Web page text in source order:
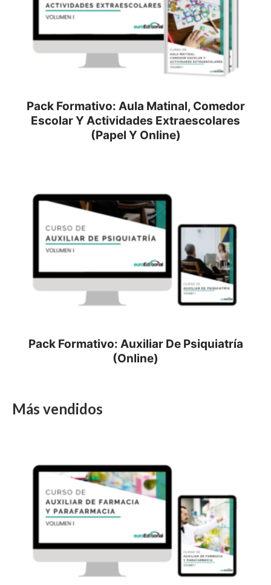
Pack Formativo: Aula Matinal, Comedor
Escolar Y Actividades Extraescolares
(Papel Y Online)
Pack Formativo: Auxiliar De Psiquiatría
(Online)
Más vendidos